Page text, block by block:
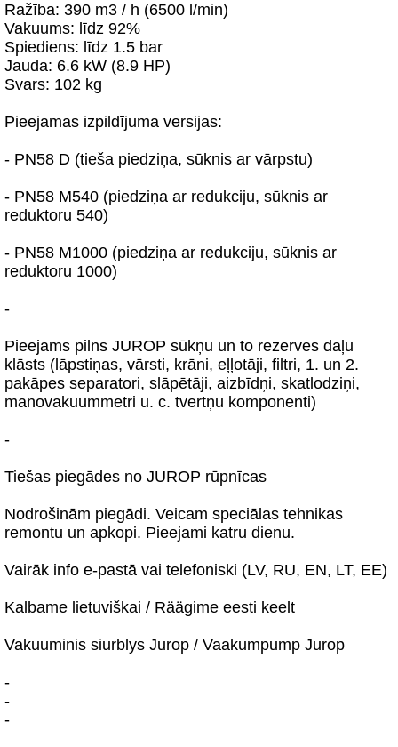
Ražība: 390 m3 / h (6500 l/min)
Vakuums: līdz 92%
Spiediens: līdz 1.5 bar
Jauda: 6.6 kW (8.9 HP)
Svars: 102 kg
Pieejamas izpildījuma versijas:
- PN58 D (tieša piedziņa, sūknis ar vārpstu)
- PN58 M540 (piedziņa ar redukciju, sūknis ar
reduktoru 540)
- PN58 M1000 (piedziņa ar redukciju, sūknis ar
reduktoru 1000)
-
Piеejams pilns JUROP sūkņu un to rezerves daļu
klāsts (lāpstiņas, vārsti, krāni, eļļotāji, filtri, 1. un 2.
pakāpes separatori, slāpētāji, aizbīdņi, skatlodziņi,
manovakuummetri u. c. tvertņu komponenti)
-
Tiešas piegādes no JUROP rūpnīcas
Nodrošinām piegādi. Veicam speciālas tehnikas
remontu un apkopi. Pieejami katru dienu.
Vairāk info e-pastā vai telefoniski (LV, RU, EN, LT, EE)
Kalbame lietuviškai / Räägime eesti keelt
Vakuuminis siurblys Jurop / Vaakumpump Jurop
-
-
-